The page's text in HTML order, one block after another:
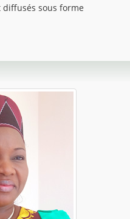
diffusés sous forme